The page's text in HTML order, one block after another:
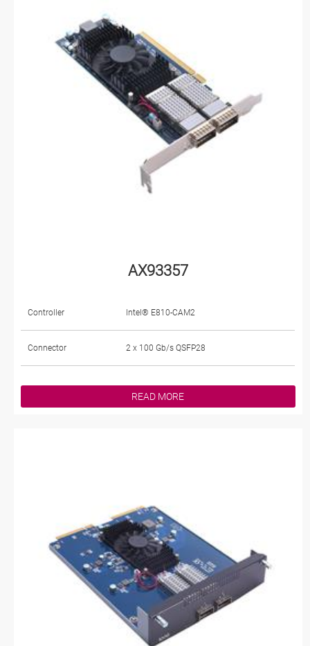
AX93357
Controller Intel® E810-CAM2
Connector 2 x 100 Gb/s QSFP28
READ MORE